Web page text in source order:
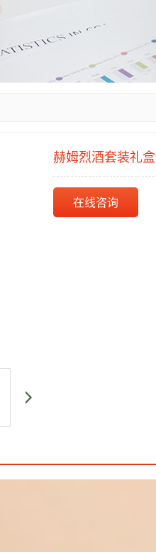
赫姆烈酒套装礼盒
在线咨询